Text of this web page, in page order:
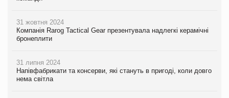
31 жовтня 2024
Компанія Rarog Tactical Gear презентувала надлегкі керамічні
бронеплити
31 липня 2024
Напівфабрикати та консерви, які стануть в пригоді, коли довго
нема світла